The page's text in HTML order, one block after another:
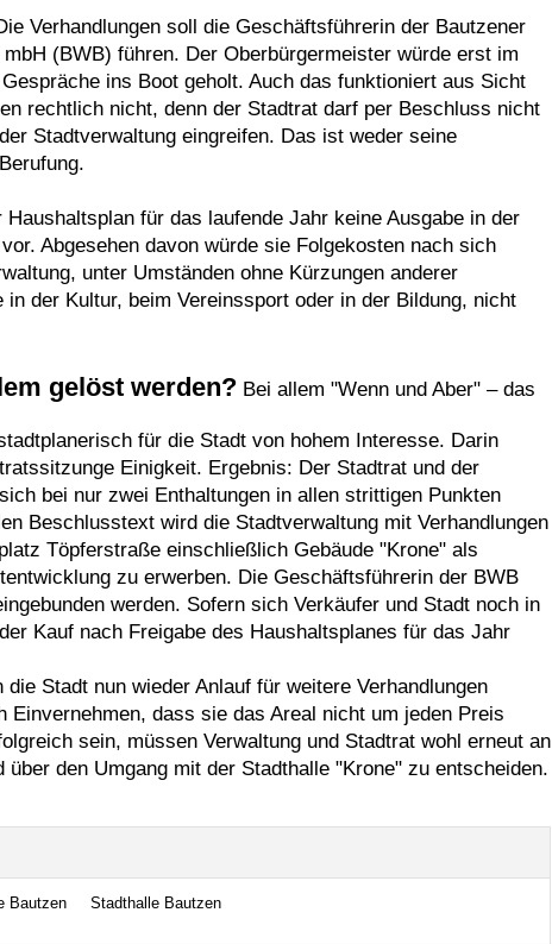
Verhandlungen soll die Geschäftsführerin der Bautzener
(BWB) führen. Der Oberbürgermeister würde erst im
ins Boot geholt. Auch das funktioniert aus Sicht
rechtlich nicht, denn der Stadtrat darf per Beschluss nicht
Stadtverwaltung eingreifen. Das ist weder seine
für das laufende Jahr keine Ausgabe in der
Abgesehen davon würde sie Folgekosten nach sich
unter Umständen ohne Kürzungen anderer
in der Kultur, beim Vereinssport oder in der Bildung, nicht
gelöst werden?Bei allem "Wenn und Aber" – das
für die Stadt von hohem Interesse. Darin
Einigkeit. Ergebnis: Der Stadtrat und der
bei nur zwei Enthaltungen in allen strittigen Punkten
Beschlusstext wird die Stadtverwaltung mit Verhandlungen
Töpferstraße einschließlich Gebäude "Krone" als
zu erwerben. Die Geschäftsführerin der BWB
werden. Sofern sich Verkäufer und Stadt noch in
Kauf nach Freigabe des Haushaltsplanes für das Jahr
Stadt nun wieder Anlauf für weitere Verhandlungen
Einvernehmen, dass sie das Areal nicht um jeden Preis
sein, müssen Verwaltung und Stadtrat wohl erneut an
über den Umgang mit der Stadthalle "Krone" zu entscheiden.
Bautzen Stadthalle Bautzen